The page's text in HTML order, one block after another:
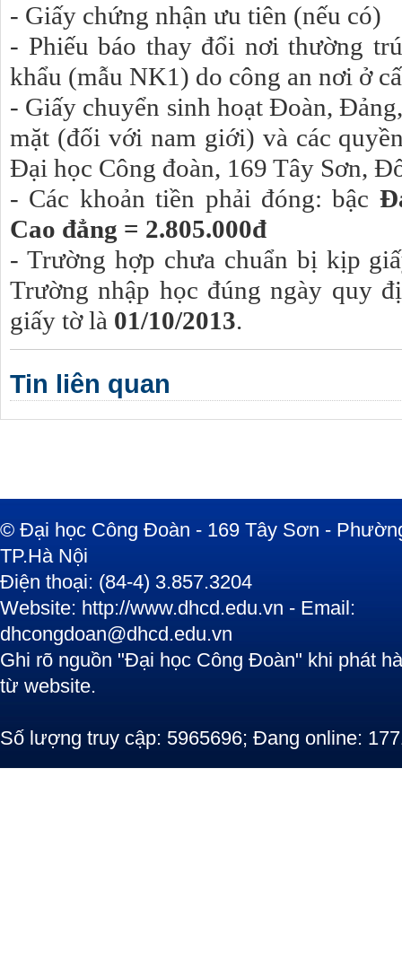
- Giấy chứng nhận ưu tiên (nếu có)
- Phiếu báo thay đổi nơi thường
khẩu (mẫu NK1) do công an nơi ở
- Giấy chuyển sinh hoạt Đoàn,
mặt (đối với nam giới) và các
Đại học Công đoàn, 169 Tây Sơn,
- Các khoản tiền phải đóng: bậc
Cao đẳng = 2.805.000đ
- Trường hợp chưa chuẩn bị kịp
Trường nhập học đúng ngày quy
giấy tờ là 01/10/2013.
Tin liên quan
© Đại học Công Đoàn - 169 Tây Sơn -
TP.Hà Nội
Điện thoại: (84-4) 3.857.3204
Website: http://www.dhcd.edu.vn - Email:
dhcongdoan@dhcd.edu.vn
Ghi rõ nguồn "Đại học Công Đoàn" khi phát
từ website.
Số lượng truy cập: 5965696; Đang online: